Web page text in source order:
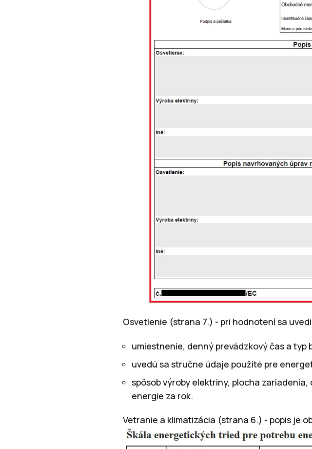
Osvetlenie (strana 7.) - pri hodnotení sa
umiestnenie, denný prevádzkový čas a typ
uvedú sa stručne údaje použité pre
spôsob výroby elektriny, plocha
energie za rok.
Vetranie a klimatizácia (strana 6.) - popis je